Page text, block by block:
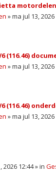
motordelen
» ma jul 13, 2026
(116.46)
» ma jul 13, 2026
(116.46)
» ma jul 13, 2026
2026 12:44 » in